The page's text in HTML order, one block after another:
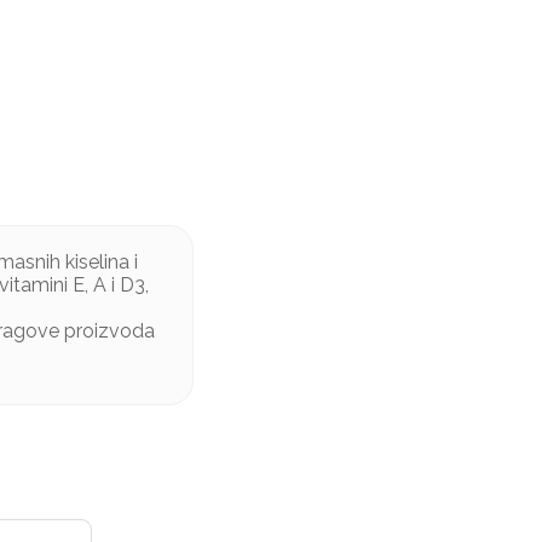
kiselina i
E, A i D3,
proizvoda